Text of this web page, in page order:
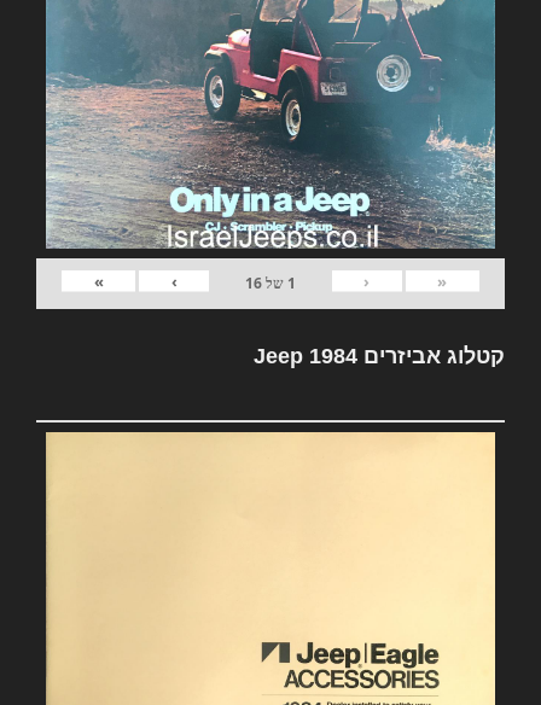
«
‹
1 של16
›
»
קטלוג אביזרים Jeep 1984